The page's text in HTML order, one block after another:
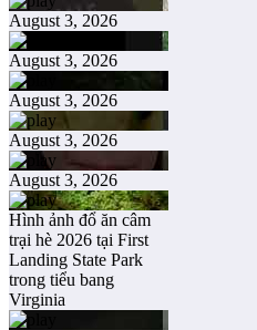
August 3, 2026
August 3, 2026
August 3, 2026
August 3, 2026
August 3, 2026
Hình ảnh đổ ăn câm
trại hè 2026 tại First
Landing State Park
trong tiểu bang
Virginia